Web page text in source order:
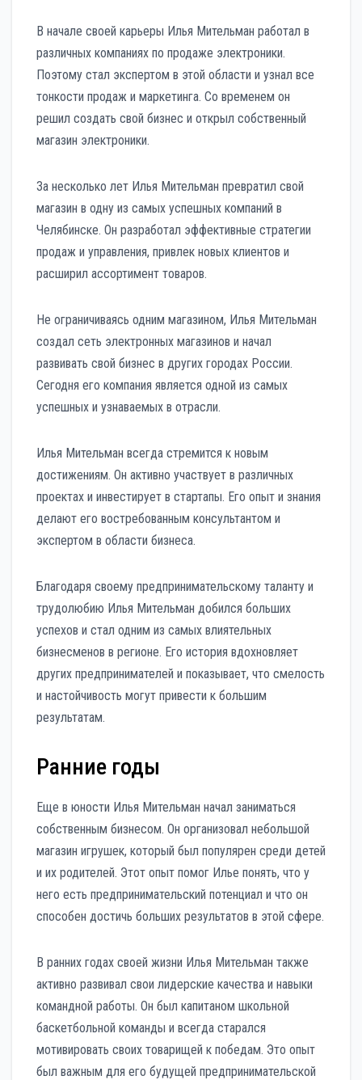
В начале своей карьеры Илья Мительман работал в
различных компаниях по продаже электроники.
Поэтому стал экспертом в этой области и узнал все
тонкости продаж и маркетинга. Со временем он
решил создать свой бизнес и открыл собственный
магазин электроники.
За несколько лет Илья Мительман превратил свой
магазин в одну из самых успешных компаний в
Челябинске. Он разработал эффективные стратегии
продаж и управления, привлек новых клиентов и
расширил ассортимент товаров.
Не ограничиваясь одним магазином, Илья Мительман
создал сеть электронных магазинов и начал
развивать свой бизнес в других городах России.
Сегодня его компания является одной из самых
успешных и узнаваемых в отрасли.
Илья Мительман всегда стремится к новым
достижениям. Он активно участвует в различных
проектах и инвестирует в стартапы. Его опыт и знания
делают его востребованным консультантом и
экспертом в области бизнеса.
Благодаря своему предпринимательскому таланту и
трудолюбию Илья Мительман добился больших
успехов и стал одним из самых влиятельных
бизнесменов в регионе. Его история вдохновляет
других предпринимателей и показывает, что смелость
и настойчивость могут привести к большим
результатам.
Ранние годы
Еще в юности Илья Мительман начал заниматься
собственным бизнесом. Он организовал небольшой
магазин игрушек, который был популярен среди детей
и их родителей. Этот опыт помог Илье понять, что у
него есть предпринимательский потенциал и что он
способен достичь больших результатов в этой сфере.
В ранних годах своей жизни Илья Мительман также
активно развивал свои лидерские качества и навыки
командной работы. Он был капитаном школьной
баскетбольной команды и всегда старался
мотивировать своих товарищей к победам. Это опыт
был важным для его будущей предпринимательской